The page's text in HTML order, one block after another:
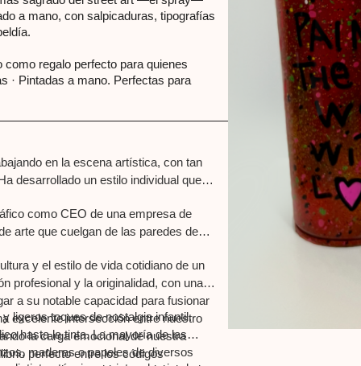
a mano, con salpicaduras, tipografías
regalo perfecto para quienes
· Pintadas a mano. Perfectas para
en la escena artística, con tan
desarrollado un estilo individual que
como CEO de una empresa de
arte que cuelgan de las paredes de
y el estilo de vida cotidiano de un
profesional y la originalidad, con una
a su notable capacidad para fusionar
excelente intersección entre nuestro
la carga emocional de nuestra
perfecto entre los códigos
ligeros toques de nostalgia infantil.
hasta la tinta. La mayoría de las
maderas o papeles de diversos